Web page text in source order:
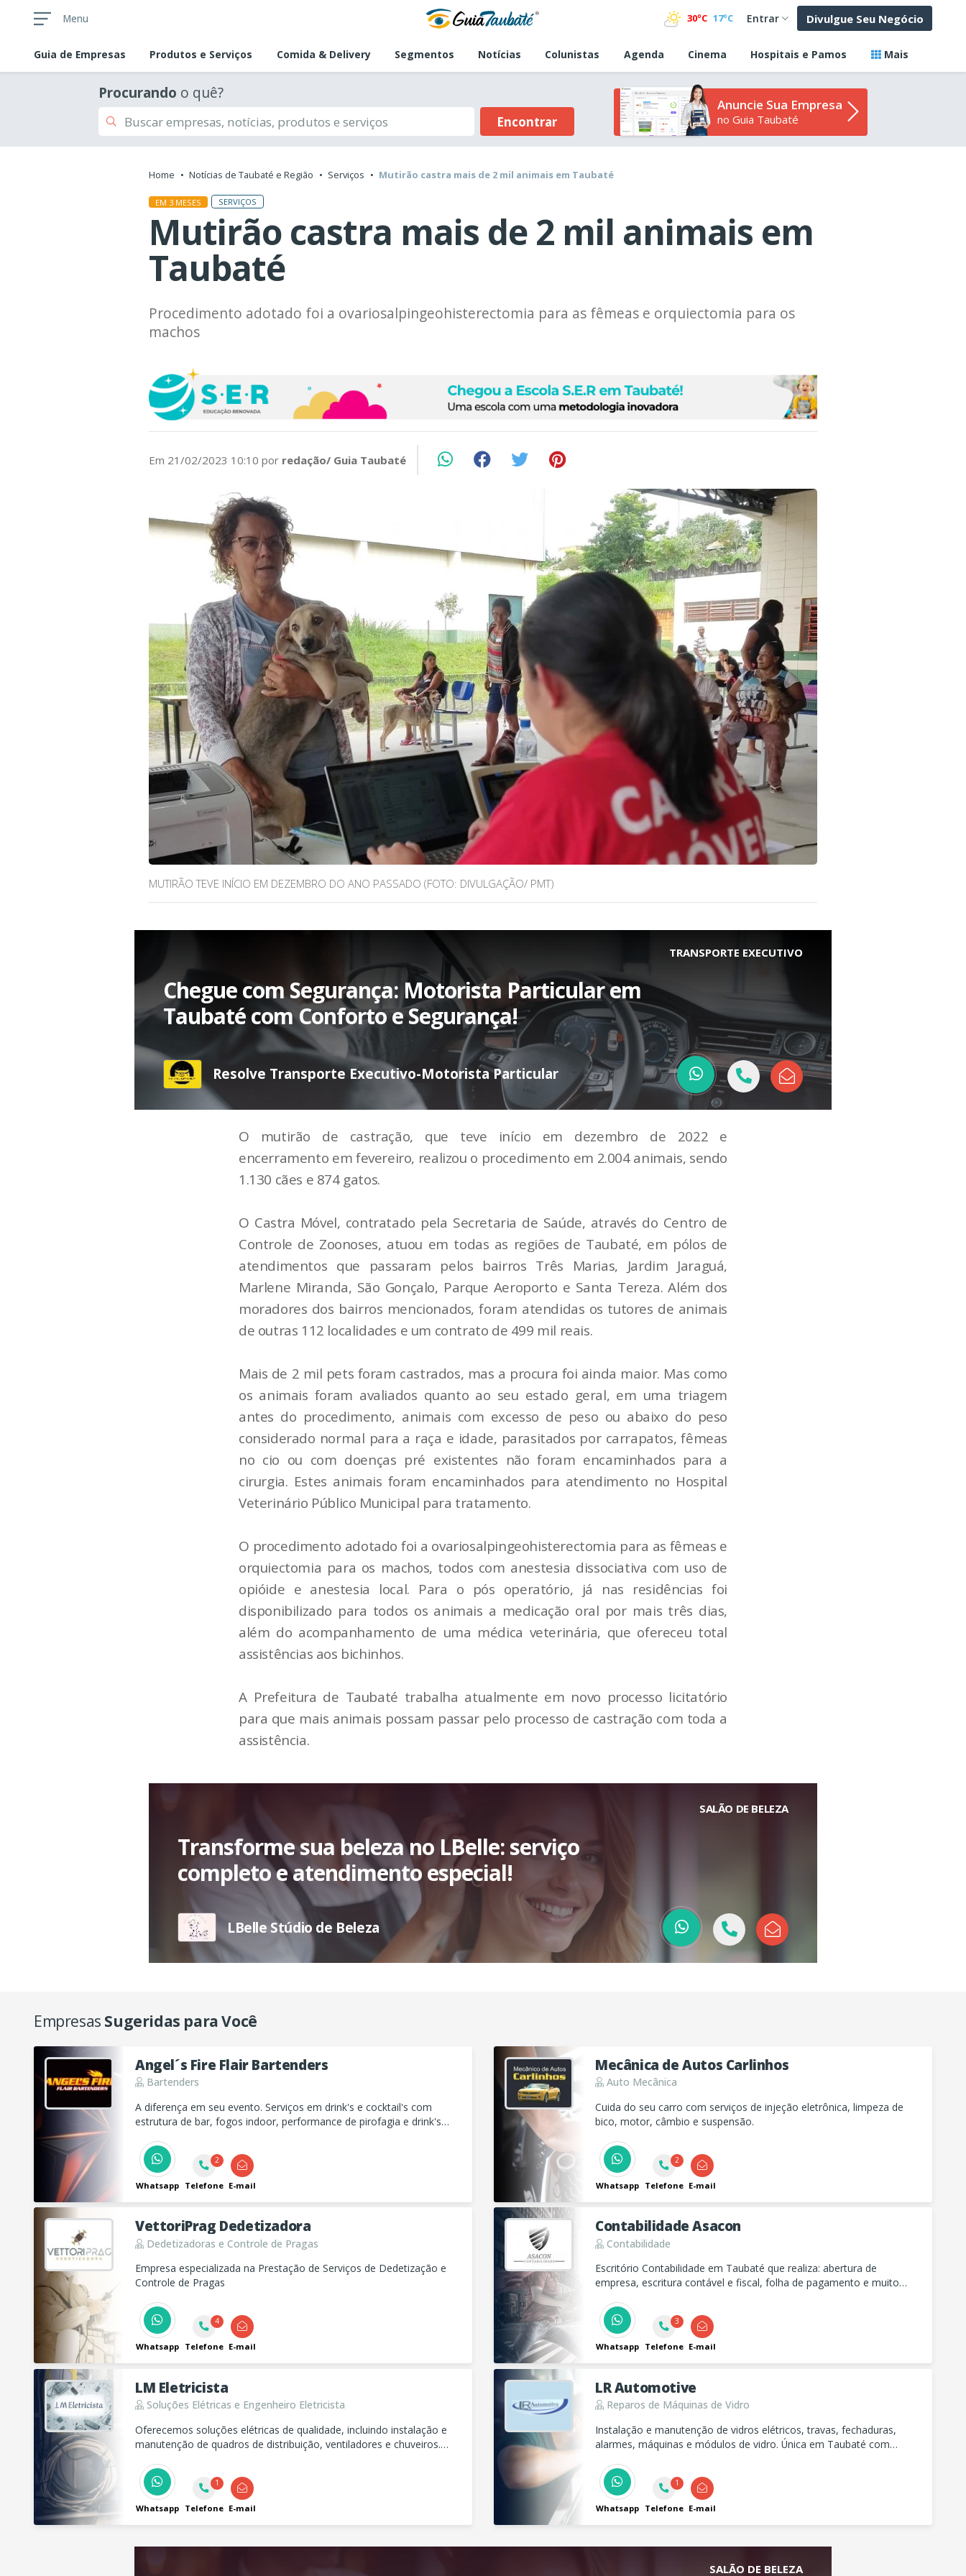
Menu 30ºC 17ºC Entrar Divulgue Seu Negócio
Guia de Empresas Produtos e Serviços Comida & Delivery Segmentos Notícias Colunistas Agenda Cinema Hospitais e Pamos Mais
Procurando o quê?
Encontrar
Anuncie Sua Empresa
no Guia Taubaté
Home Notícias de Taubaté e Região Serviços Mutirão castra mais de 2 mil animais em Taubaté
EM 3 MESES SERVIÇOS
Mutirão castra mais de 2 mil animais em
Taubaté
Procedimento adotado foi a ovariosalpingeohisterectomia para as fêmeas e orquiectomia para os
machos
Em 21/02/2023 10:10 por redação/ Guia Taubaté
MUTIRÃO TEVE INÍCIO EM DEZEMBRO DO ANO PASSADO (FOTO: DIVULGAÇÃO/ PMT)
TRANSPORTE EXECUTIVO
Chegue com Segurança: Motorista Particular em
Taubaté com Conforto e Segurança!
Resolve Transporte Executivo-Motorista Particular
O mutirão de castração, que teve início em dezembro de 2022 e
encerramento em fevereiro, realizou o procedimento em 2.004 animais, sendo
1.130 cães e 874 gatos.
O Castra Móvel, contratado pela Secretaria de Saúde, através do Centro de
Controle de Zoonoses, atuou em todas as regiões de Taubaté, em pólos de
atendimentos que passaram pelos bairros Três Marias, Jardim Jaraguá,
Marlene Miranda, São Gonçalo, Parque Aeroporto e Santa Tereza. Além dos
moradores dos bairros mencionados, foram atendidas os tutores de animais
de outras 112 localidades e um contrato de 499 mil reais.
Mais de 2 mil pets foram castrados, mas a procura foi ainda maior. Mas como
os animais foram avaliados quanto ao seu estado geral, em uma triagem
antes do procedimento, animais com excesso de peso ou abaixo do peso
considerado normal para a raça e idade, parasitados por carrapatos, fêmeas
no cio ou com doenças pré existentes não foram encaminhados para a
cirurgia. Estes animais foram encaminhados para atendimento no Hospital
Veterinário Público Municipal para tratamento.
O procedimento adotado foi a ovariosalpingeohisterectomia para as fêmeas e
orquiectomia para os machos, todos com anestesia dissociativa com uso de
opióide e anestesia local. Para o pós operatório, já nas residências foi
disponibilizado para todos os animais a medicação oral por mais três dias,
além do acompanhamento de uma médica veterinária, que ofereceu total
assistências aos bichinhos.
A Prefeitura de Taubaté trabalha atualmente em novo processo licitatório
para que mais animais possam passar pelo processo de castração com toda a
assistência.
SALÃO DE BELEZA
Transforme sua beleza no LBelle: serviço
completo e atendimento especial!
LBelle Stúdio de Beleza
Empresas Sugeridas para Você
Angel´s Fire Flair Bartenders
Bartenders
A diferença em seu evento. Serviços em drink's e cocktail's com
estrutura de bar, fogos indoor, performance de pirofagia e drink's
Whatsapp
2
Telefone E-mail
Mecânica de Autos Carlinhos
Auto Mecânica
Cuida do seu carro com serviços de injeção eletrônica, limpeza de
bico, motor, câmbio e suspensão.
Whatsapp
2
Telefone E-mail
VettoriPrag Dedetizadora
Dedetizadoras e Controle de Pragas
Empresa especializada na Prestação de Serviços de Dedetização e
Controle de Pragas
Whatsapp
4
Telefone E-mail
Contabilidade Asacon
Contabilidade
Escritório Contabilidade em Taubaté que realiza: abertura de
empresa, escritura contável e fiscal, folha de pagamento e muito
Whatsapp
3
Telefone E-mail
LM Eletricista
Soluções Elétricas e Engenheiro Eletricista
Oferecemos soluções elétricas de qualidade, incluindo instalação e
manutenção de quadros de distribuição, ventiladores e chuveiros.
eficiência.
Whatsapp
1
Telefone E-mail
LR Automotive
Reparos de Máquinas de Vidro
Instalação e manutenção de vidros elétricos, travas, fechaduras,
alarmes, máquinas e módulos de vidro. Única em Taubaté com
Whatsapp
1
Telefone E-mail
SALÃO DE BELEZA